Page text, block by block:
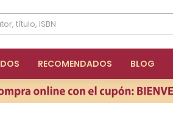
RECOMENDADOS BLOG